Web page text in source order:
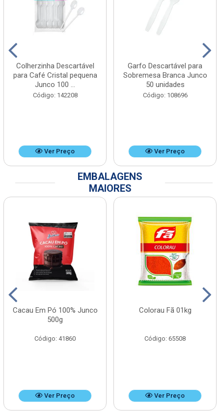
Colherzinha Descartável
para Café Cristal pequena
Junco 100 ...
Código: 142208
Ver Preço
Garfo Descartável para
Sobremesa Branca Junco
50 unidades
Código: 108696
Ver Preço
EMBALAGENS
MAIORES
Cacau Em Pó 100% Junco
500g
Código: 41860
Ver Preço
Colorau Fã 01kg
Código: 65508
Ver Preço